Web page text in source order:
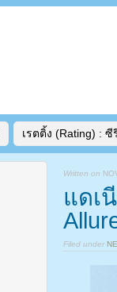
เรตติ้ง (Rating) : ซี
Written on
แดเ
Filed under